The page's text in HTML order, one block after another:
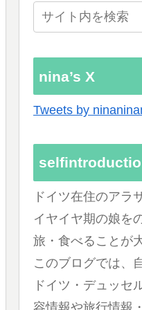
nina’s X
Tweets by
ドイツ在住のア
イヤイヤ期の娘を
旅・食べることが
このブログでは、
ドイツ・デュッセ
容情報や旅行情報